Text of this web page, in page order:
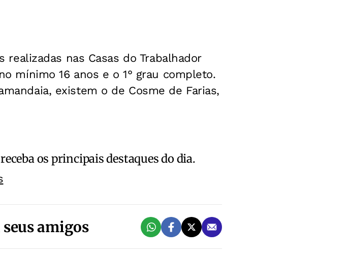
nas Casas do Trabalhador
mínimo 16 anos e o 1° grau completo.
existem o de Cosme de Farias,
os principais destaques do dia.
amigos